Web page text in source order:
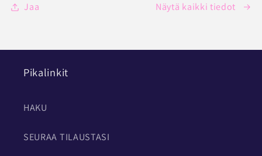
Jaa Näytä kaikki tiedot
Pikalinkit
HAKU
SEURAA TILAUSTASI